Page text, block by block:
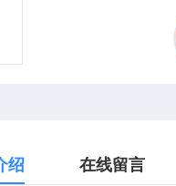
绍 在线留言